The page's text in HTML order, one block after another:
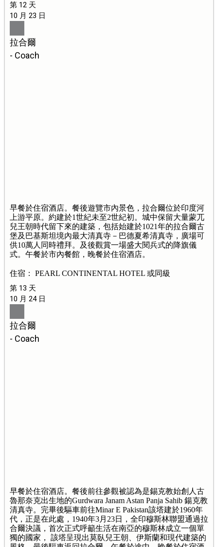
第 12 天
10 月 23 日
拉合爾
- Coach
早餐於住宿酒店。餐後遊覽市內景色，拉合爾位於印度河
上游平原。約建於1世紀未至2世紀初。城中保留大量蒙兀
兒王朝時代留下來的建築，包括始建於1021年的拉合爾古
堡及巴基斯坦境內最大清真寺－巴德夏希清真寺，廣場可
供10萬人同時禮拜。及後觀賞一場盛大閱兵式的降旗儀
式。午餐於市內餐館，晚餐於住宿酒店。
住宿： PEARL CONTINENTAL HOTEL 或同級
第 13 天
10 月 24 日
拉合爾
- Coach
早餐於住宿酒店。餐後前往參觀被認為是錫克教始創人古
魯那奈克出生地的Gurdwara Janam Astan Panja Sahib 鍚克教
清真寺。完畢後驅車前往Minar E Pakistan該塔建於1960年
代，正是在此處，1940年3月23日，全印穆斯林聯盟通過拉
合爾決議，首次正式呼籲生活在南亞的穆斯林成立一個單
獨的國家， 該塔呈現出莫臥兒王朝、伊斯蘭和現代建築的